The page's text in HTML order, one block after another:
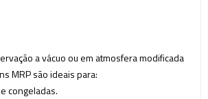
a vácuo ou em atmosfera modificada
MRP são ideais para:
congeladas.